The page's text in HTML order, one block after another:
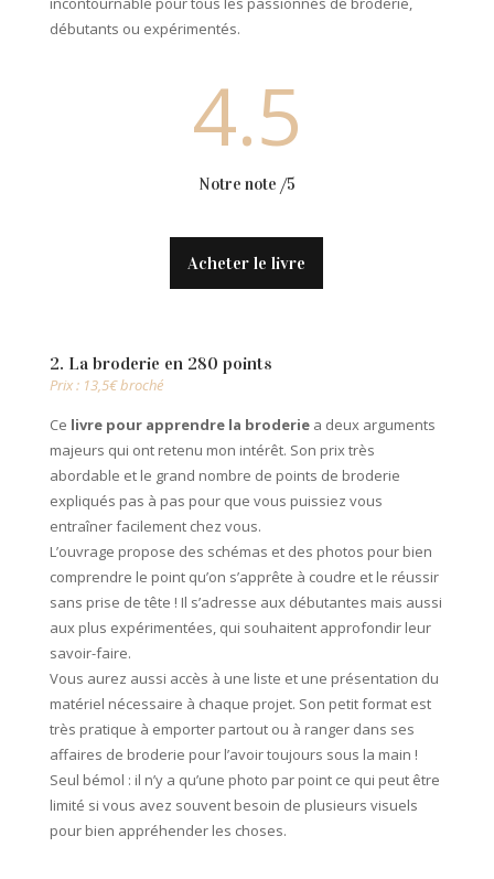
débutants ou expérimentés.
4.5
Notre note /5
Acheter le livre
2. La broderie en 280 points
Prix : 13,5€ broché
Ce livre pour apprendre la broderiea deux arguments
majeurs qui ont retenu mon intérêt. Son prix très
abordable et le grand nombre de points de broderie
expliqués pas à pas pour que vous puissiez vous
entraîner facilement chez vous.
L’ouvrage propose des schémas et des photos pour bien
comprendre le point qu’on s’apprête à coudre et le réussir
sans prise de tête ! Il s’adresse aux débutantes mais aussi
aux plus expérimentées, qui souhaitent approfondir leur
savoir-faire.
Vous aurez aussi accès à une liste et une présentation du
matériel nécessaire à chaque projet. Son petit format est
très pratique à emporter partout ou à ranger dans ses
affaires de broderie pour l’avoir toujours sous la main !
Seul bémol : il n’y a qu’une photo par point ce qui peut être
limité si vous avez souvent besoin de plusieurs visuels
pour bien appréhender les choses.